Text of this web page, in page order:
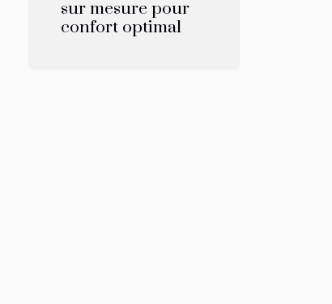
sur mesure pour
confort optimal